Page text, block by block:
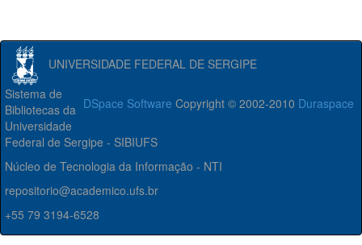
UNIVERSIDADE FEDERAL DE SERGIPE
DSpace Software Copyright © 2002-2010 Duraspace
Sistema de
Bibliotecas da
Universidade
Federal de Sergipe - SIBIUFS
Núcleo de Tecnologia da Informação - NTI
repositorio@academico.ufs.br
+55 79 3194-6528